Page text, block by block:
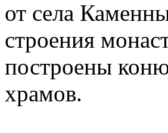
от села
строения
построены
храмов.